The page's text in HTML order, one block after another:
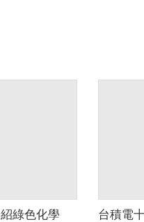
綠色化學 台積電